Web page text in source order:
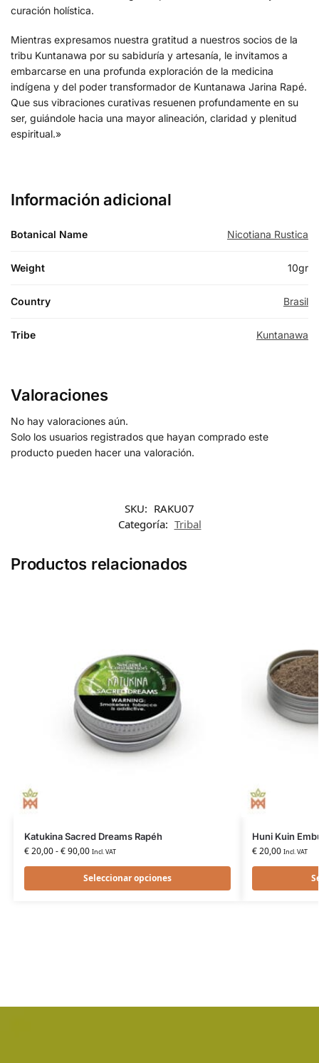
curación holística.
Mientras expresamos nuestra gratitud a nuestros socios de la
tribu Kuntanawa por su sabiduría y artesanía, le invitamos a
embarcarse en una profunda exploración de la medicina
indígena y del poder transformador de Kuntanawa Jarina Rapé.
Que sus vibraciones curativas resuenen profundamente en su
ser, guiándole hacia una mayor alineación, claridad y plenitud
espiritual.»
Información adicional
Botanical Name Nicotiana Rustica
Weight 10gr
Country Brasil
Tribe Kuntanawa
Valoraciones
No hay valoraciones aún.
Solo los usuarios registrados que hayan comprado este
producto pueden hacer una valoración.
SKU: RAKU07
Categoría: Tribal
Productos relacionados
Katukina Sacred Dreams Rapéh
€20,00-€90,00 Incl. VAT
Seleccionar opciones
Huni Kuin
€20,00 Incl. VAT